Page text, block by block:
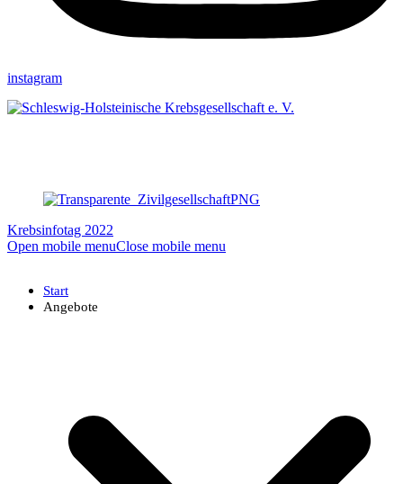
instagram
Krebsinfotag 2022
Open mobile menuClose mobile menu
Start
Angebote